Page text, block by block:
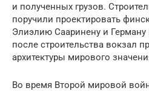
и полученных грузов.
поручили проектировать
Элиэлию Сааринену и Герману
после строительства вокзал
архитектуры мирового
Во время Второй мировой